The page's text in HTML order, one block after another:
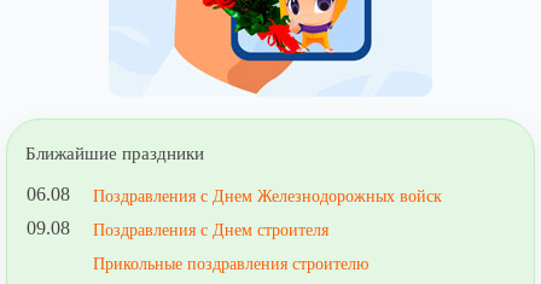
Ближайшие праздники
06.08 Поздравления с Днем Железнодорожных войск
09.08
Поздравления с Днем строителя
Прикольные поздравления строителю